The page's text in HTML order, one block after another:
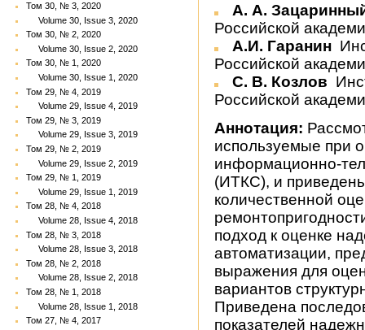
Том 30, № 3, 2020
Volume 30, Issue 3, 2020
Том 30, № 2, 2020
Volume 30, Issue 2, 2020
Том 30, № 1, 2020
Volume 30, Issue 1, 2020
Том 29, № 4, 2019
Volume 29, Issue 4, 2019
Том 29, № 3, 2019
Volume 29, Issue 3, 2019
Том 29, № 2, 2019
Volume 29, Issue 2, 2019
Том 29, № 1, 2019
Volume 29, Issue 1, 2019
Том 28, № 4, 2018
Volume 28, Issue 4, 2018
Том 28, № 3, 2018
Volume 28, Issue 3, 2018
Том 28, № 2, 2018
Volume 28, Issue 2, 2018
Том 28, № 1, 2018
Volume 28, Issue 1, 2018
Том 27, № 4, 2017
А. А.
Российской
А.И. Гаранин
Российской
С. В. Козлов
Российской
Аннотация:
используемые при
информационно-
(ИТКС), и
количественной
подход к оценке
автоматизации,
выражения для
вариантов
Приведена
показателей